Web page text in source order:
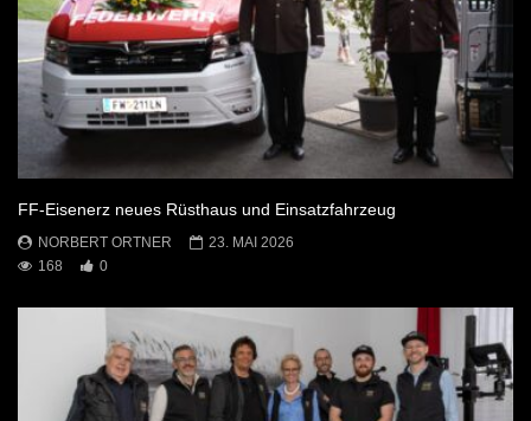
FF-Eisenerz neues Rüsthaus und Einsatzfahrzeug
NORBERT ORTNER
23. MAI 2026
168
0